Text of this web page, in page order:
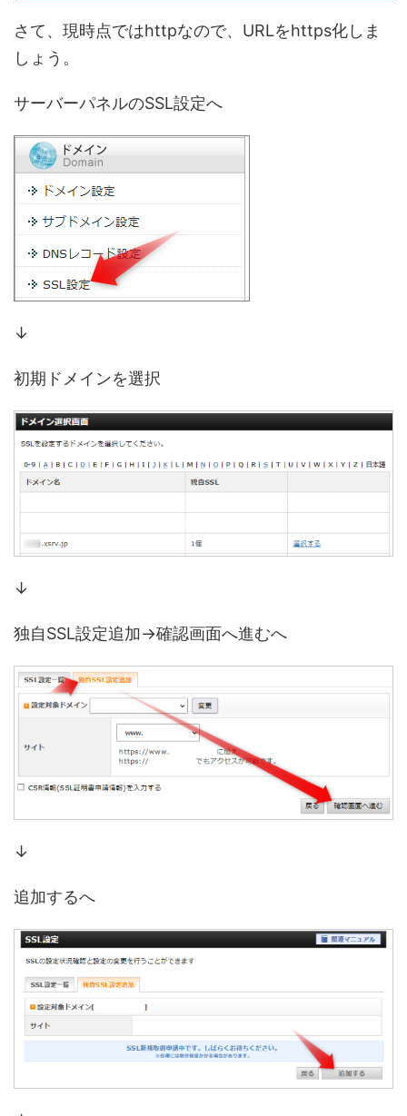
さて、現時点ではhttpなので、URLをhttps化しま
しょう。
サーバーパネルのSSL設定へ
↓
初期ドメインを選択
↓
独自SSL設定追加→確認画面へ進むへ
↓
追加するへ